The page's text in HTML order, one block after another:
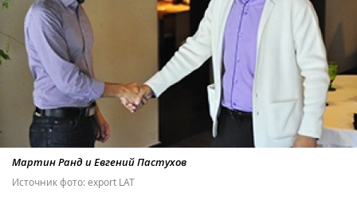
Мартин Ранд и Евгений Пастухов
Источник фото: export LAT